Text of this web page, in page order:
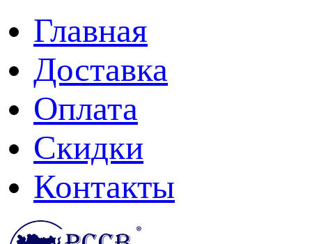
Главная
Доставка
Оплата
Скидки
Контакты